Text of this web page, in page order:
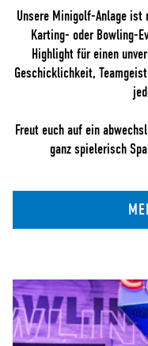
Unsere Minigolf-Anlage ist
Karting- oder Bowling-
Highlight für einen
Geschicklichkeit,
Freut euch auf ein
ganz spielerisch